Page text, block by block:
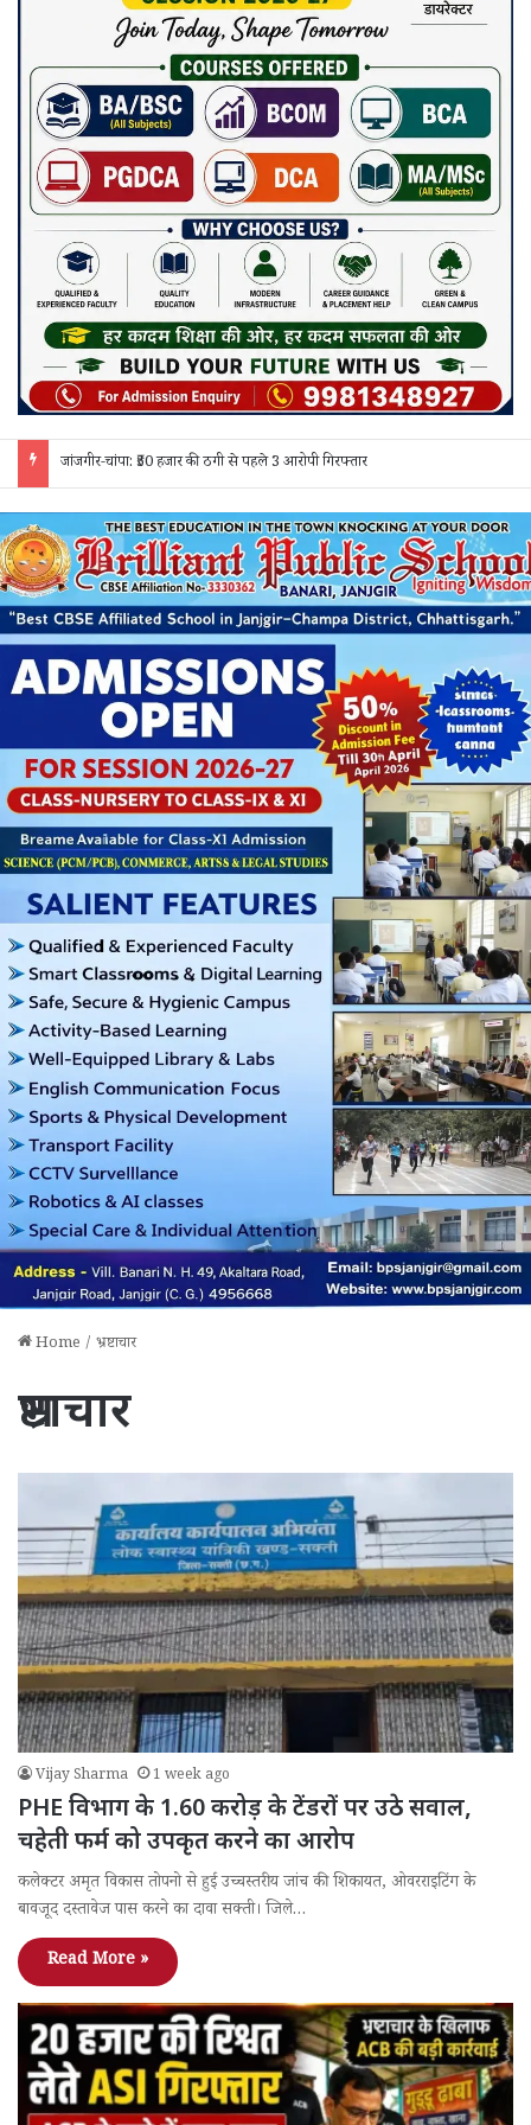
Home / भ्रष्टाचार
भ्रष्टाचार
Vijay Sharma 1 week ago
PHE विभाग के 1.60 करोड़ के टेंडरों पर उठे सवाल,
चहेती फर्म को उपकृत करने का आरोप
कलेक्टर अमृत विकास तोपनो से हुई उच्चस्तरीय जांच की शिकायत, ओवरराइटिंग के
बावजूद दस्तावेज पास करने का दावा सक्ती। जिले…
Read More »